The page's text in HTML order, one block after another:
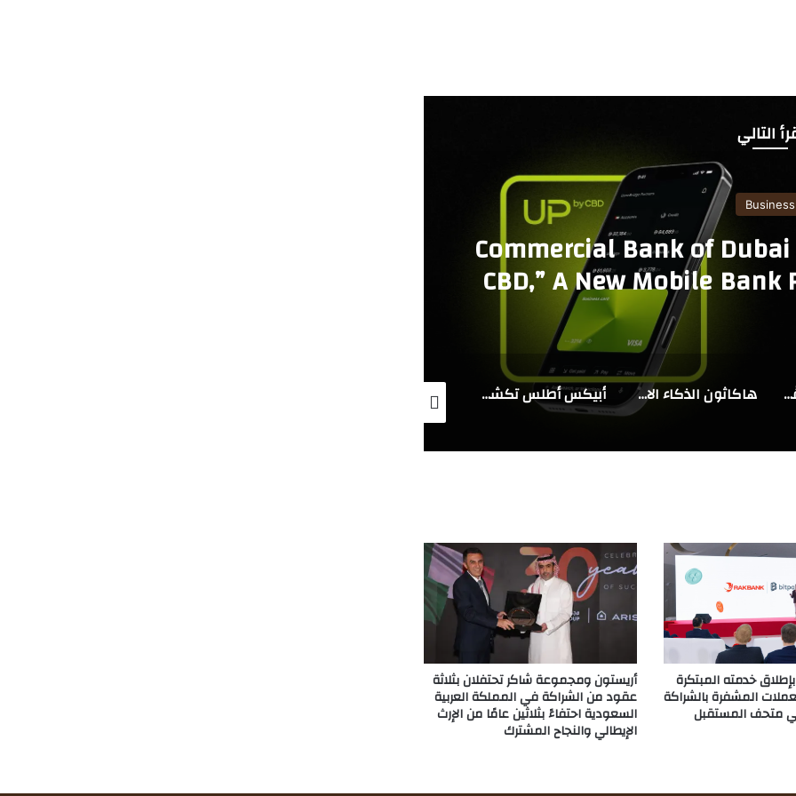
التالي
أعمال
استراتيجية مع البنك
مكافآت العملاء في
السعودية
والمبتكرين الواعدين في المملكة العربية السعودية أبيكس أطلس تكشف عن الجيل الجديد من حلول البنية التحتية الوقائية المصممة لتعزيز السلامة واستمرارية الأعمال والمرونة المؤسسية مجموعة AU Group في الشرق الأوسط وأفريقيا تُبرز تخفيف متطلبات رأس المال كمحرك رئيسي لتعزيز الإقراض للقطاعات الاستراتيجية في دول مجلس التعاون الخليجي
خدمته المبتكرة
المشفرة بالشراكة
أريستون ومجموعة شاكر تحتفلان بثلاثة
عقود من الشراكة في المملكة العربية
السعودية احتفاءً بثلاثين عامًا من الإرث
الإيطالي والنجاح المشترك